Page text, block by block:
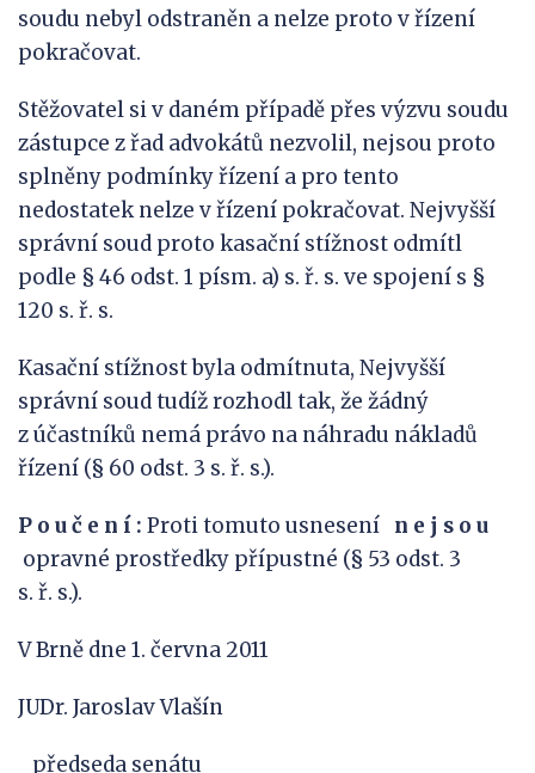
soudu nebyl odstraněn a nelze proto v řízení
pokračovat.
Stěžovatel si v daném případě přes výzvu soudu
zástupce z řad advokátů nezvolil, nejsou proto
splněny podmínky řízení a pro tento
nedostatek nelze v řízení pokračovat. Nejvyšší
správní soud proto kasační stížnost odmítl
podle § 46 odst. 1 písm. a) s. ř. s. ve spojení s §
120 s. ř. s.
Kasační stížnost byla odmítnuta, Nejvyšší
správní soud tudíž rozhodl tak, že žádný
z účastníků nemá právo na náhradu nákladů
řízení (§ 60 odst. 3 s. ř. s.).
P o u č e n í : Proti tomuto usnesení n e j s o u
opravné prostředky přípustné (§ 53 odst. 3
s. ř. s.).
V Brně dne 1. června 2011
JUDr. Jaroslav Vlašín
předseda senátu